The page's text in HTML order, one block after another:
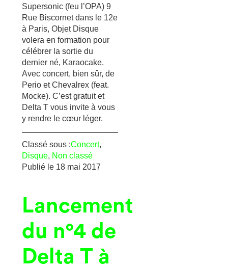
Supersonic (feu l’OPA) 9
Rue Biscornet dans le 12e
à Paris, Objet Disque
volera en formation pour
célébrer la sortie du
dernier né, Karaocake.
Avec concert, bien sûr, de
Perio et Chevalrex (feat.
Mocke). C’est gratuit et
Delta T vous invite à vous
y rendre le cœur léger.
Classé sous :Concert,
Disque, Non classé
Publié le 18 mai 2017
Lancement
du n°4 de
Delta T à